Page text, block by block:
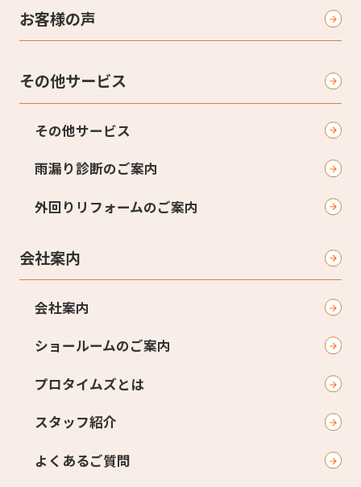
お客様の声
その他サービス
その他サービス
雨漏り診断のご案内
外回りリフォームのご案内
会社案内
会社案内
ショールームのご案内
プロタイムズとは
スタッフ紹介
よくあるご質問